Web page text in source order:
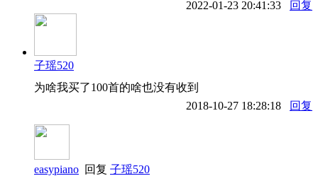
2022-01-23 20:41:33
回复
子瑶520
为啥我买了100首的啥也没有收到
2018-10-27 18:28:18
回复
easypiano 回复 子瑶520